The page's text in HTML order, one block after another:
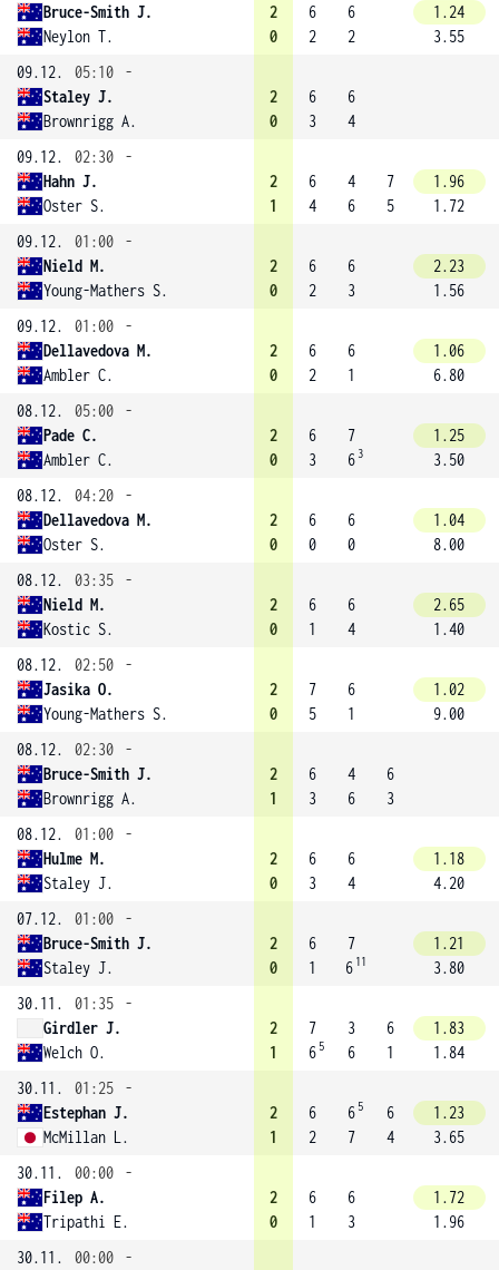
Bruce-Smith J.
Neylon T.
2
0
6
2
6
2
1.24
3.55
09.12.
05:10
-
Staley J.
Brownrigg A.
2
0
6
3
6
4
09.12.
02:30
-
Hahn J.
Oster S.
2
1
6
4
4
6
7
5
1.96
1.72
09.12.
01:00
-
Nield M.
Young-Mathers S.
2
0
6
2
6
3
2.23
1.56
09.12.
01:00
-
Dellavedova M.
Ambler C.
2
0
6
2
6
1
1.06
6.80
08.12.
05:00
-
Pade C.
Ambler C.
2
0
6
3
7
6 3
1.25
3.50
08.12.
04:20
-
Dellavedova M.
Oster S.
2
0
6
0
6
0
1.04
8.00
08.12.
03:35
-
Nield M.
Kostic S.
2
0
6
1
6
4
2.65
1.40
08.12.
02:50
-
Jasika O.
Young-Mathers S.
2
0
7
5
6
1
1.02
9.00
08.12.
02:30
-
Bruce-Smith J.
Brownrigg A.
2
1
6
3
4
6
6
3
08.12.
01:00
-
Hulme M.
Staley J.
2
0
6
3
6
4
1.18
4.20
07.12.
01:00
-
Bruce-Smith J.
Staley J.
2
0
6
1
7
6 11
1.21
3.80
30.11.
01:35
-
Girdler J.
Welch O.
2
1
7
6 5
3
6
6
1
1.83
1.84
30.11.
01:25
-
Estephan J.
McMillan L.
2
1
6
2
6 5
7
6
4
1.23
3.65
30.11.
00:00
-
Filep A.
Tripathi E.
2
0
6
1
6
3
1.72
1.96
30.11.
00:00 -